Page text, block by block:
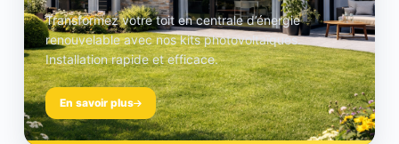
Transformez votre toit en centrale d’énergie
renouvelable avec nos kits photovoltaïques.
Installation rapide et efficace.
En savoir plus